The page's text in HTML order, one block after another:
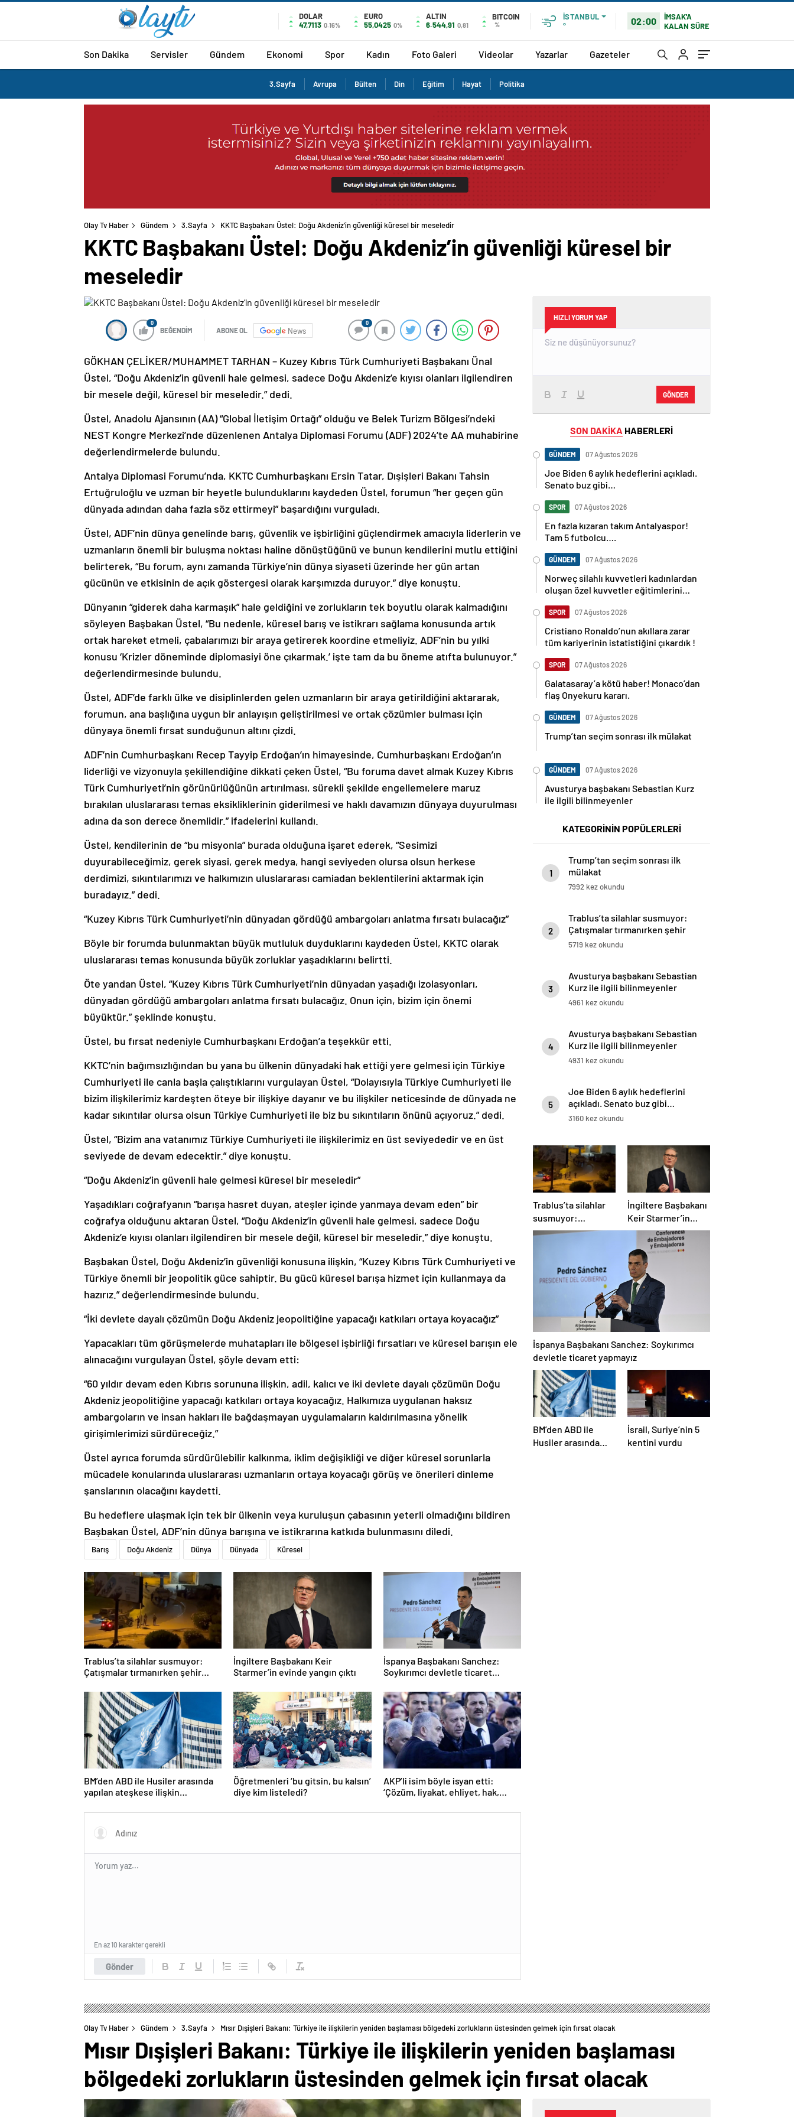
DOLAR
47,7113 0.16%
EURO
55,0425 0%
ALTIN
6.544,91 0,81
BITCOIN
%
İSTANBUL
°
02:00
İMSAK'A
KALAN SÜRE
Son Dakika Servisler Gündem Ekonomi Spor Kadın Foto Galeri Videolar Yazarlar Gazeteler
3.Sayfa Avrupa Bülten Din Eğitim Hayat Politika
Olay Tv Haber Gündem 3.Sayfa KKTC Başbakanı Üstel: Doğu Akdeniz’in güvenliği küresel bir meseledir
KKTC Başbakanı Üstel: Doğu Akdeniz’in güvenliği küresel bir
meseledir
0
BEĞENDİM ABONE OL News
0
GÖKHAN ÇELİKER/MUHAMMET TARHAN – Kuzey Kıbrıs Türk Cumhuriyeti Başbakanı Ünal
Üstel, “Doğu Akdeniz’in güvenli hale gelmesi, sadece Doğu Akdeniz’e kıyısı olanları ilgilendiren
bir mesele değil, küresel bir meseledir.” dedi.
Üstel, Anadolu Ajansının (AA) “Global İletişim Ortağı” olduğu ve Belek Turizm Bölgesi’ndeki
NEST Kongre Merkezi’nde düzenlenen Antalya Diplomasi Forumu (ADF) 2024’te AA muhabirine
değerlendirmelerde bulundu.
Antalya Diplomasi Forumu’nda, KKTC Cumhurbaşkanı Ersin Tatar, Dışişleri Bakanı Tahsin
Ertuğruloğlu ve uzman bir heyetle bulunduklarını kaydeden Üstel, forumun “her geçen gün
dünyada adından daha fazla söz ettirmeyi” başardığını vurguladı.
Üstel, ADF’nin dünya genelinde barış, güvenlik ve işbirliğini güçlendirmek amacıyla liderlerin ve
uzmanların önemli bir buluşma noktası haline dönüştüğünü ve bunun kendilerini mutlu ettiğini
belirterek, “Bu forum, aynı zamanda Türkiye’nin dünya siyaseti üzerinde her gün artan
gücünün ve etkisinin de açık göstergesi olarak karşımızda duruyor.” diye konuştu.
Dünyanın “giderek daha karmaşık” hale geldiğini ve zorlukların tek boyutlu olarak kalmadığını
söyleyen Başbakan Üstel, “Bu nedenle, küresel barış ve istikrarı sağlama konusunda artık
ortak hareket etmeli, çabalarımızı bir araya getirerek koordine etmeliyiz. ADF’nin bu yılki
konusu ‘Krizler döneminde diplomasiyi öne çıkarmak.’ işte tam da bu öneme atıfta bulunuyor.”
değerlendirmesinde bulundu.
Üstel, ADF’de farklı ülke ve disiplinlerden gelen uzmanların bir araya getirildiğini aktararak,
forumun, ana başlığına uygun bir anlayışın geliştirilmesi ve ortak çözümler bulması için
dünyaya önemli fırsat sunduğunun altını çizdi.
ADF’nin Cumhurbaşkanı Recep Tayyip Erdoğan’ın himayesinde, Cumhurbaşkanı Erdoğan’ın
liderliği ve vizyonuyla şekillendiğine dikkati çeken Üstel, “Bu foruma davet almak Kuzey Kıbrıs
Türk Cumhuriyeti’nin görünürlüğünün artırılması, sürekli şekilde engellemelere maruz
bırakılan uluslararası temas eksikliklerinin giderilmesi ve haklı davamızın dünyaya duyurulması
adına da son derece önemlidir.” ifadelerini kullandı.
Üstel, kendilerinin de “bu misyonla” burada olduğuna işaret ederek, “Sesimizi
duyurabileceğimiz, gerek siyasi, gerek medya, hangi seviyeden olursa olsun herkese
derdimizi, sıkıntılarımızı ve halkımızın uluslararası camiadan beklentilerini aktarmak için
buradayız.” dedi.
“Kuzey Kıbrıs Türk Cumhuriyeti’nin dünyadan gördüğü ambargoları anlatma fırsatı bulacağız”
Böyle bir forumda bulunmaktan büyük mutluluk duyduklarını kaydeden Üstel, KKTC olarak
uluslararası temas konusunda büyük zorluklar yaşadıklarını belirtti.
Öte yandan Üstel, “Kuzey Kıbrıs Türk Cumhuriyeti’nin dünyadan yaşadığı izolasyonları,
dünyadan gördüğü ambargoları anlatma fırsatı bulacağız. Onun için, bizim için önemi
büyüktür.” şeklinde konuştu.
Üstel, bu fırsat nedeniyle Cumhurbaşkanı Erdoğan’a teşekkür etti.
KKTC’nin bağımsızlığından bu yana bu ülkenin dünyadaki hak ettiği yere gelmesi için Türkiye
Cumhuriyeti ile canla başla çalıştıklarını vurgulayan Üstel, “Dolayısıyla Türkiye Cumhuriyeti ile
bizim ilişkilerimiz kardeşten öteye bir ilişkiye dayanır ve bu ilişkiler neticesinde de dünyada ne
kadar sıkıntılar olursa olsun Türkiye Cumhuriyeti ile biz bu sıkıntıların önünü açıyoruz.” dedi.
Üstel, “Bizim ana vatanımız Türkiye Cumhuriyeti ile ilişkilerimiz en üst seviyededir ve en üst
seviyede de devam edecektir.” diye konuştu.
“Doğu Akdeniz’in güvenli hale gelmesi küresel bir meseledir”
Yaşadıkları coğrafyanın “barışa hasret duyan, ateşler içinde yanmaya devam eden” bir
coğrafya olduğunu aktaran Üstel, “Doğu Akdeniz’in güvenli hale gelmesi, sadece Doğu
Akdeniz’e kıyısı olanları ilgilendiren bir mesele değil, küresel bir meseledir.” diye konuştu.
Başbakan Üstel, Doğu Akdeniz’in güvenliği konusuna ilişkin, “Kuzey Kıbrıs Türk Cumhuriyeti ve
Türkiye önemli bir jeopolitik güce sahiptir. Bu gücü küresel barışa hizmet için kullanmaya da
hazırız.” değerlendirmesinde bulundu.
“İki devlete dayalı çözümün Doğu Akdeniz jeopolitiğine yapacağı katkıları ortaya koyacağız”
Yapacakları tüm görüşmelerde muhatapları ile bölgesel işbirliği fırsatları ve küresel barışın ele
alınacağını vurgulayan Üstel, şöyle devam etti:
“60 yıldır devam eden Kıbrıs sorununa ilişkin, adil, kalıcı ve iki devlete dayalı çözümün Doğu
Akdeniz jeopolitiğine yapacağı katkıları ortaya koyacağız. Halkımıza uygulanan haksız
ambargoların ve insan hakları ile bağdaşmayan uygulamaların kaldırılmasına yönelik
girişimlerimizi sürdüreceğiz.”
Üstel ayrıca forumda sürdürülebilir kalkınma, iklim değişikliği ve diğer küresel sorunlarla
mücadele konularında uluslararası uzmanların ortaya koyacağı görüş ve önerileri dinleme
şanslarının olacağını kaydetti.
Bu hedeflere ulaşmak için tek bir ülkenin veya kuruluşun çabasının yeterli olmadığını bildiren
Başbakan Üstel, ADF’nin dünya barışına ve istikrarına katkıda bulunmasını diledi.
Barış Doğu Akdeniz Dünya Dünyada Küresel
Trablus’ta silahlar susmuyor:
Çatışmalar tırmanırken şehir
İngiltere Başbakanı Keir
Starmer’in evinde yangın çıktı
İspanya Başbakanı Sanchez:
Soykırımcı devletle ticaret
BM’den ABD ile Husiler arasında
yapılan ateşkese ilişkin
Öğretmenleri ‘bu gitsin, bu kalsın’
diye kim listeledi?
AKP’li isim böyle isyan etti:
‘Çözüm, liyakat, ehliyet, hak,
Gönder
En az 10 karakter gerekli
HIZLI YORUM YAP
GÖNDER
SON DAKİKA HABERLERİ
GÜNDEM 07 Ağustos 2026
Joe Biden 6 aylık hedeflerini açıkladı.
Senato buz gibi…
SPOR 07 Ağustos 2026
En fazla kızaran takım Antalyaspor!
Tam 5 futbolcu….
GÜNDEM 07 Ağustos 2026
Norweç silahlı kuvvetleri kadınlardan
oluşan özel kuvvetler eğitimlerini
SPOR 07 Ağustos 2026
Cristiano Ronaldo’nun akıllara zarar
tüm kariyerinin istatistiğini çıkardık !
SPOR 07 Ağustos 2026
Galatasaray’a kötü haber! Monaco’dan
flaş Onyekuru kararı.
GÜNDEM 07 Ağustos 2026
Trump’tan seçim sonrası ilk mülakat
GÜNDEM 07 Ağustos 2026
Avusturya başbakanı Sebastian Kurz
ile ilgili bilinmeyenler
KATEGORİNİN POPÜLERLERİ
1
Trump’tan seçim sonrası ilk
mülakat
7992 kez okundu
2
Trablus’ta silahlar susmuyor:
Çatışmalar tırmanırken şehir
alarmda
5719 kez okundu
3
Avusturya başbakanı Sebastian
Kurz ile ilgili bilinmeyenler
4961 kez okundu
4
Avusturya başbakanı Sebastian
Kurz ile ilgili bilinmeyenler
4931 kez okundu
5
Joe Biden 6 aylık hedeflerini
açıkladı. Senato buz gibi…
3160 kez okundu
Trablus’ta silahlar
susmuyor:
Çatışmalar
İngiltere Başbakanı
Keir Starmer’in
evinde yangın çıktı
İspanya Başbakanı Sanchez: Soykırımcı
devletle ticaret yapmayız
BM’den ABD ile
Husiler arasında
İsrail, Suriye’nin 5
kentini vurdu
Olay Tv Haber Gündem 3.Sayfa Mısır Dışişleri Bakanı: Türkiye ile ilişkilerin yeniden başlaması bölgedeki zorlukların üstesinden gelmek için fırsat olacak
Mısır Dışişleri Bakanı: Türkiye ile ilişkilerin yeniden başlaması
bölgedeki zorlukların üstesinden gelmek için fırsat olacak